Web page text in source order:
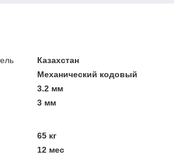
Казахстан
Механический кодовый
3.2 мм
3 мм
65 кг
12 мес